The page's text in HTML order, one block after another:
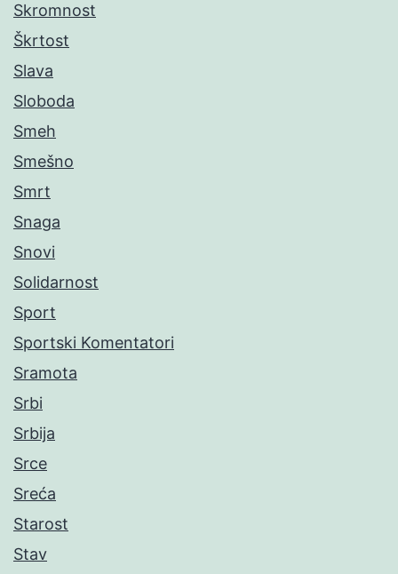
Skromnost
Škrtost
Slava
Sloboda
Smeh
Smešno
Smrt
Snaga
Snovi
Solidarnost
Sport
Sportski Komentatori
Sramota
Srbi
Srbija
Srce
Sreća
Starost
Stav